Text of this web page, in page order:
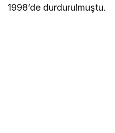
1998’de durdurulmuştu.